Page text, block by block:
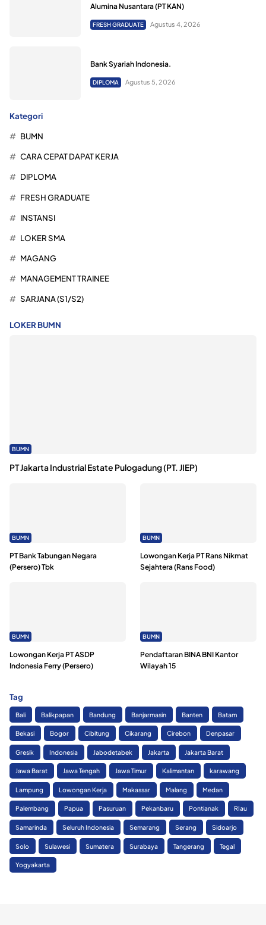
Alumina Nusantara (PT KAN)
FRESH GRADUATE Agustus 4, 2026
Bank Syariah Indonesia.
DIPLOMA Agustus 5, 2026
Kategori
BUMN
CARA CEPAT DAPAT KERJA
DIPLOMA
FRESH GRADUATE
INSTANSI
LOKER SMA
MAGANG
MANAGEMENT TRAINEE
SARJANA (S1/S2)
LOKER BUMN
BUMN
PT Jakarta Industrial Estate Pulogadung (PT. JIEP)
BUMN
PT Bank Tabungan Negara
(Persero) Tbk
BUMN
Lowongan Kerja PT Rans Nikmat
Sejahtera (Rans Food)
BUMN
Lowongan Kerja PT ASDP
Indonesia Ferry (Persero)
BUMN
Pendaftaran BINA BNI Kantor
Wilayah 15
Tag
Bali Balikpapan Bandung Banjarmasin Banten Batam
Bekasi Bogor Cibitung Cikarang Cirebon Denpasar
Gresik Indonesia Jabodetabek Jakarta Jakarta Barat
Jawa Barat Jawa Tengah Jawa Timur Kalimantan karawang
Lampung Lowongan Kerja Makassar Malang Medan
Palembang Papua Pasuruan Pekanbaru Pontianak RIau
Samarinda Seluruh Indonesia Semarang Serang Sidoarjo
Solo Sulawesi Sumatera Surabaya Tangerang Tegal
Yogyakarta